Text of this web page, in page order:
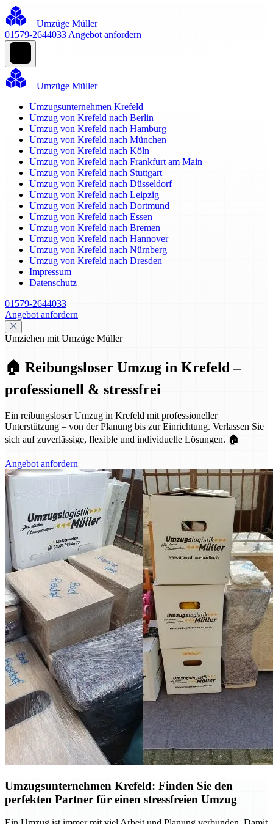
Umzüge Müller
01579-2644033 Angebot anfordern
Umzüge Müller
Umzugsunternehmen Krefeld
Umzug von Krefeld nach Berlin
Umzug von Krefeld nach Hamburg
Umzug von Krefeld nach München
Umzug von Krefeld nach Köln
Umzug von Krefeld nach Frankfurt am Main
Umzug von Krefeld nach Stuttgart
Umzug von Krefeld nach Düsseldorf
Umzug von Krefeld nach Leipzig
Umzug von Krefeld nach Dortmund
Umzug von Krefeld nach Essen
Umzug von Krefeld nach Bremen
Umzug von Krefeld nach Hannover
Umzug von Krefeld nach Nürnberg
Umzug von Krefeld nach Dresden
Impressum
Datenschutz
01579-2644033
Angebot anfordern
Umziehen mit Umzüge Müller
🏠 Reibungsloser Umzug in Krefeld –
professionell & stressfrei
Ein reibungsloser Umzug in Krefeld mit professioneller
Unterstützung – von der Planung bis zur Einrichtung. Verlassen Sie
sich auf zuverlässige, flexible und individuelle Lösungen. 🏠
Angebot anfordern
Umzugsunternehmen Krefeld: Finden Sie den
perfekten Partner für einen stressfreien Umzug